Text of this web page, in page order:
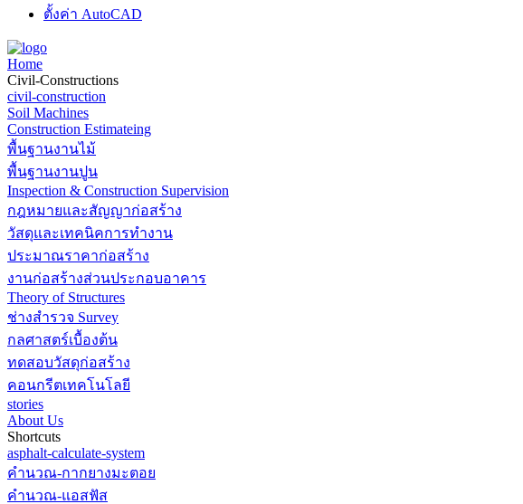
ตั้งค่า AutoCAD
Home
Civil-Constructions
civil-construction
Soil Machines
Construction Estimateing
พื้นฐานงานไม้
พื้นฐานงานปูน
Inspection & Construction Supervision
กฎหมายและสัญญาก่อสร้าง
วัสดุและเทคนิคการทำงาน
ประมาณราคาก่อสร้าง
งานก่อสร้างส่วนประกอบอาคาร
Theory of Structures
ช่างสำรวจ Survey
กลศาสตร์เบื้องต้น
ทดสอบวัสดุก่อสร้าง
คอนกรีตเทคโนโลยี
stories
About Us
Shortcuts
asphalt-calculate-system
คำนวณ-กากยางมะตอย
คำนวณ-แอสฟัส